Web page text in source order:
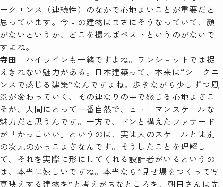
ークエンス（連続性）のなかで心地よいことが重要だと
思っています。今回の建物はまさにそうなっていて、顔
がないというか、どこを撮ればベストというのがないで
すよね。
寺田
ハイラインも一緒ですよね。ワンショットでは捉
えきれない魅力がある。日本建築って、本来は“シークエ
ンスで感じる建築”なんですよね。歩きながら少しずつ風
景が変わっていく、その連なりの中で感じる心地よさこ
そが、人間にとって一番自然で、ヒューマンスケールな
魅力だと思うんです。一方で、ドンと構えたファサード
が「かっこいい」というのは、実は人のスケールとは別
の次元のかっこよさなんです。そうしたことを理解し
て、それを実際に形にしてくれる設計者がいるというの
は、本当に嬉しいですね。本当なら“見せ場をつくって写
真映えする建物を”と考えがちなところを、朝田さんは先